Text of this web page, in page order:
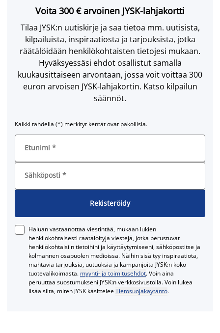
Voita 300 € arvoinen JYSK-lahjakortti
Tilaa JYSK:n uutiskirje ja saa tietoa mm. uutisista,
kilpailuista, inspiraatiosta ja tarjouksista, jotka
räätälöidään henkilökohtaisten tietojesi mukaan.
Hyväksyessäsi ehdot osallistut samalla
kuukausittaiseen arvontaan, jossa voit voittaa 300
euron arvoisen JYSK-lahjakortin. Katso kilpailun
säännöt.
Kaikki tähdellä (*) merkityt kentät ovat pakollisia.
Etunimi *
Sähköposti *
Rekisteröidy
Haluan vastaanottaa viestintää, mukaan lukien
henkilökohtaisesti räätälöityjä viestejä, jotka perustuvat
henkilökohtaisiin tietoihini ja käyttäytymiseeni, sähköpostitse ja
kolmannen osapuolen medioissa. Näihin sisältyy inspiraatiota,
mahtavia tarjouksia, uutuuksia ja kampanjoita JYSK:n koko
tuotevalikoimasta. myynti- ja toimitusehdot. Voin aina
peruuttaa suostumukseni JYSK:n verkkosivustolla. Voin lukea
lisää siitä, miten JYSK käsitteleeTietosuojakäytäntö.